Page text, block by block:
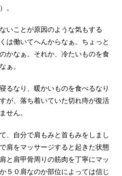
。
いことが原因のような気もする
は働いてへんからなぁ。ちょっと
かなぁ。それか、冷たいものを食
ぁ。
るなり、暖かいものを食べるなり
が、落ち着いていた切れ痔が復活
せん。
、自分で肩もみと首もみをしまし
肩をマッサージすると起きた状態
と肩甲骨周りの筋肉を丁寧にマッ
５０肩なのか部位によっては信じ